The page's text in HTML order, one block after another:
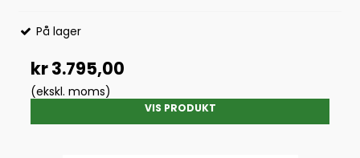
På lager
kr 3.795,00
(ekskl. moms)
VIS PRODUKT